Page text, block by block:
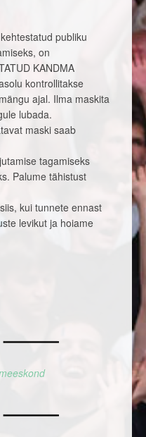
publiku
on
KANDMA
kontrollitakse
ajal. Ilma maskita
lubada.
maski saab
tagamiseks
Palume tähistust
kui tunnete ennast
levikut ja hoiame